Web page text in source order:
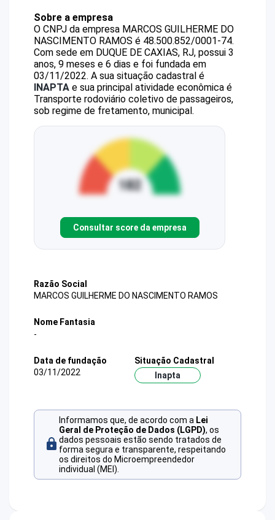
Sobre a empresa
O CNPJ da empresa MARCOS GUILHERME DO
NASCIMENTO RAMOS é 48.500.852/0001-74.
Com sede em DUQUE DE CAXIAS, RJ, possui 3
anos, 9 meses e 6 dias e foi fundada em
03/11/2022. A sua situação cadastral é
INAPTA e sua principal atividade econômica é
Transporte rodoviário coletivo de passageiros,
sob regime de fretamento, municipal.
Consultar score da empresa
Razão Social
MARCOS GUILHERME DO NASCIMENTO RAMOS
Nome Fantasia
-
Data de fundação
03/11/2022
Situação Cadastral
Inapta
Informamos que, de acordo com a Lei
Geral de Proteção de Dados (LGPD), os
dados pessoais estão sendo tratados de
forma segura e transparente, respeitando
os direitos do Microempreendedor
individual (MEI).